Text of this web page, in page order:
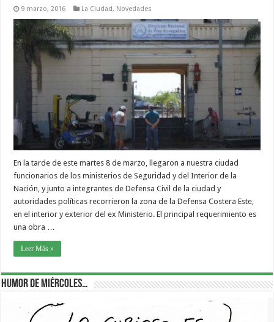
9 marzo, 2016 La Ciudad, Novedades
En la tarde de este martes 8 de marzo, llegaron a nuestra ciudad
funcionarios de los ministerios de Seguridad y del Interior de la
Nación, y junto a integrantes de Defensa Civil de la ciudad y
autoridades políticas recorrieron la zona de la Defensa Costera Este,
en el interior y exterior del ex Ministerio. El principal requerimiento es
una obra …
Leer Más »
Humor de Miércoles…